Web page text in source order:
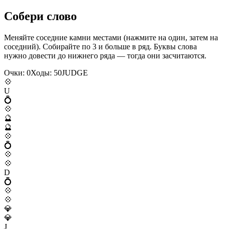
Собери слово
Меняйте соседние камни местами (нажмите на один, затем на
соседний). Собирайте по 3 и больше в ряд. Буквы слова
нужно довести до нижнего ряда — тогда они засчитаются.
Очки: 0Ходы: 50JUDGE
💠
U
💍
💠
🔮
🔮
💠
💍
💠
💠
D
💍
💠
💠
💎
💎
J